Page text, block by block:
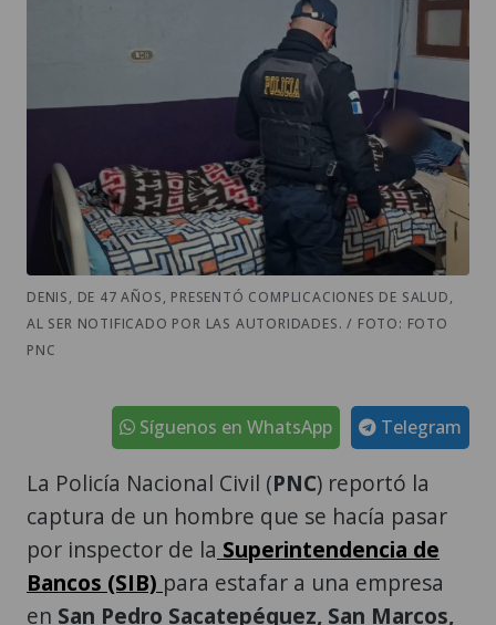
DENIS, DE 47 AÑOS, PRESENTÓ COMPLICACIONES DE SALUD,
AL SER NOTIFICADO POR LAS AUTORIDADES. / FOTO: FOTO
PNC
Telegram
Síguenos en WhatsApp
La Policía Nacional Civil (PNC) reportó la
captura de un hombre que se hacía pasar
por inspector de la Superintendencia de
Bancos (SIB) para estafar a una empresa
en San Pedro Sacatepéquez, San Marcos,